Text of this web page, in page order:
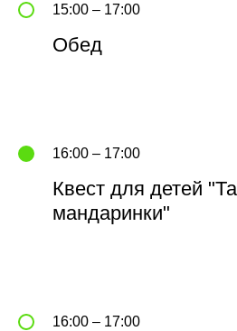
15:00 – 17:00
Обед
16:00 – 17:00
Квест для детей
мандаринки"
16:00 – 17:00